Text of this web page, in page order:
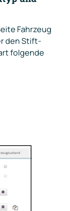
Fahrzeug
denStift-
folgende